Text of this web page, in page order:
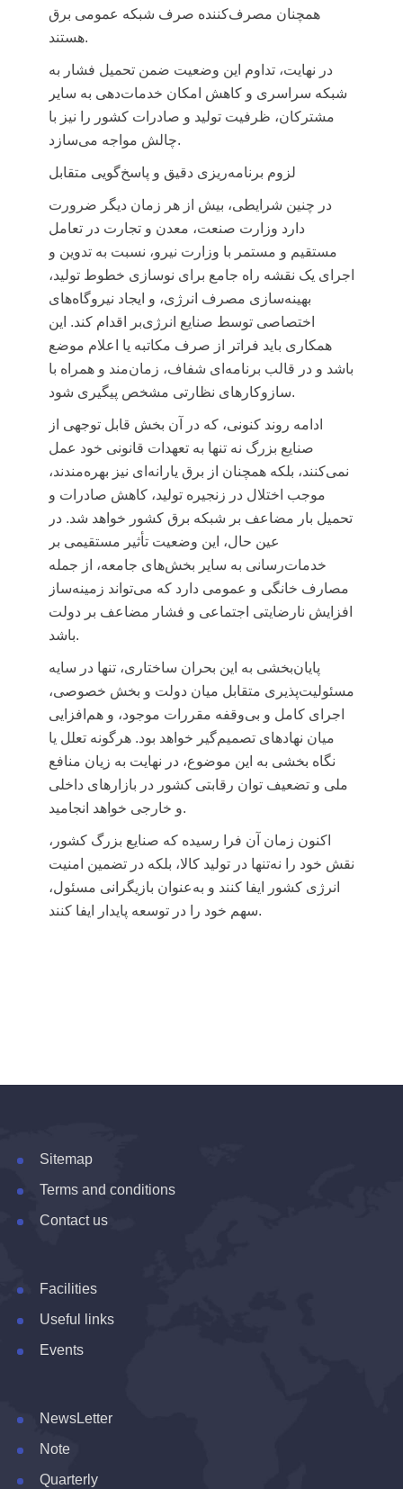
همچنان مصرف‌کننده صرف شبکه عمومی برق
هستند.
در نهایت، تداوم این وضعیت ضمن تحمیل فشار به
شبکه سراسری و کاهش امکان خدمات‌دهی به سایر
مشترکان، ظرفیت تولید و صادرات کشور را نیز با
چالش مواجه می‌سازد.
لزوم برنامه‌ریزی دقیق و پاسخ‌گویی متقابل
در چنین شرایطی، بیش از هر زمان دیگر ضرورت
دارد وزارت صنعت، معدن و تجارت در تعامل
مستقیم و مستمر با وزارت نیرو، نسبت به تدوین و
اجرای یک نقشه راه جامع برای نوسازی خطوط تولید،
بهینه‌سازی مصرف انرژی، و ایجاد نیروگاه‌های
اختصاصی توسط صنایع انرژی‌بر اقدام کند. این
همکاری باید فراتر از صرف مکاتبه یا اعلام موضع
باشد و در قالب برنامه‌ای شفاف، زمان‌مند و همراه با
سازوکارهای نظارتی مشخص پیگیری شود.
ادامه روند کنونی، که در آن بخش قابل توجهی از
صنایع بزرگ نه تنها به تعهدات قانونی خود عمل
نمی‌کنند، بلکه همچنان از برق یارانه‌ای نیز بهره‌مندند،
موجب اختلال در زنجیره تولید، کاهش صادرات و
تحمیل بار مضاعف بر شبکه برق کشور خواهد شد. در
عین حال، این وضعیت تأثیر مستقیمی بر
خدمات‌رسانی به سایر بخش‌های جامعه، از جمله
مصارف خانگی و عمومی دارد که می‌تواند زمینه‌ساز
افزایش نارضایتی اجتماعی و فشار مضاعف بر دولت
باشد.
پایان‌بخشی به این بحران ساختاری، تنها در سایه
مسئولیت‌پذیری متقابل میان دولت و بخش خصوصی،
اجرای کامل و بی‌وقفه مقررات موجود، و هم‌افزایی
میان نهادهای تصمیم‌گیر خواهد بود. هرگونه تعلل یا
نگاه بخشی به این موضوع، در نهایت به زیان منافع
ملی و تضعیف توان رقابتی کشور در بازارهای داخلی
و خارجی خواهد انجامید.
اکنون زمان آن فرا رسیده که صنایع بزرگ کشور،
نقش خود را نه‌تنها در تولید کالا، بلکه در تضمین امنیت
انرژی کشور ایفا کنند و به‌عنوان بازیگرانی مسئول،
سهم خود را در توسعه پایدار ایفا کنند.
Sitemap
Terms and conditions
Contact us
Facilities
Useful links
Events
NewsLetter
Note
Quarterly